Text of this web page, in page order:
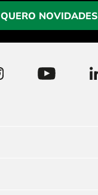
QUERO NOVIDADES